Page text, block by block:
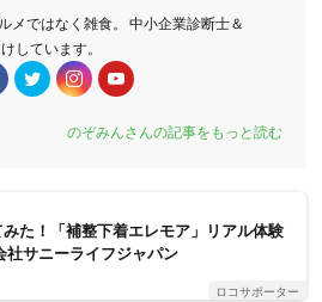
メではなく雑食。 中小企業診断士＆
しています。
のぞみんさんの記事をもっと読む
た！「補整下着エレモア」リアル体験
サニーライフジャパン
ロコサポーター